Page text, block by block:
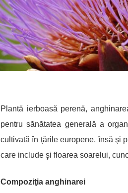
Plantă ierboasă perenă,
pentru sănătatea generală a
cultivată în ţările europene, însă şi
care include şi floarea soarelui,
Compoziţia anghinarei